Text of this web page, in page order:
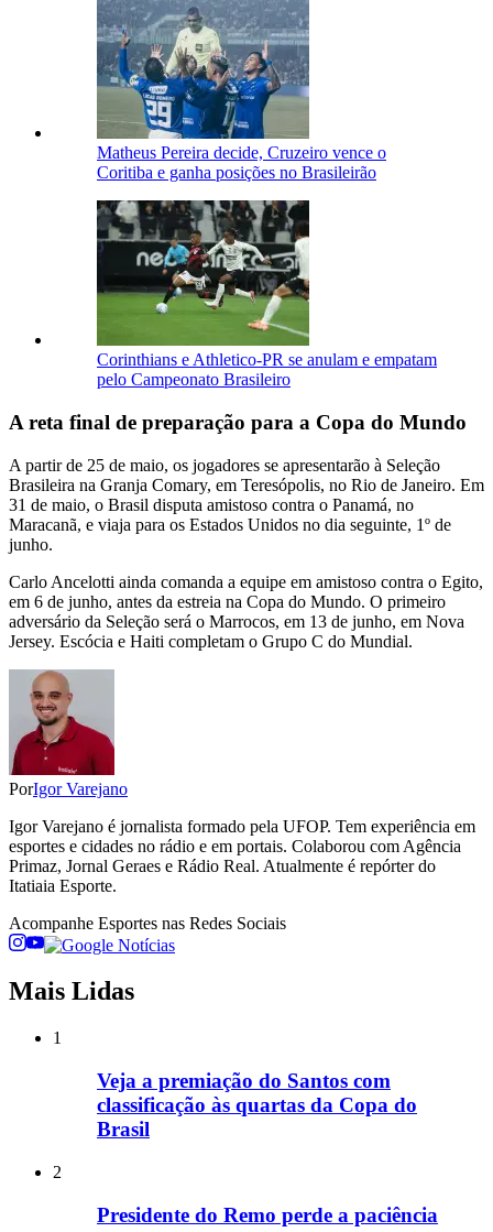
Matheus Pereira decide, Cruzeiro vence o
Coritiba e ganha posições no Brasileirão
Corinthians e Athletico-PR se anulam e empatam
pelo Campeonato Brasileiro
A reta final de preparação para a Copa do Mundo
A partir de 25 de maio, os jogadores se apresentarão à Seleção
Brasileira na Granja Comary, em Teresópolis, no Rio de Janeiro. Em
31 de maio, o Brasil disputa amistoso contra o Panamá, no
Maracanã, e viaja para os Estados Unidos no dia seguinte, 1º de
junho.
Carlo Ancelotti ainda comanda a equipe em amistoso contra o Egito,
em 6 de junho, antes da estreia na Copa do Mundo. O primeiro
adversário da Seleção será o Marrocos, em 13 de junho, em Nova
Jersey. Escócia e Haiti completam o Grupo C do Mundial.
PorIgor Varejano
Igor Varejano é jornalista formado pela UFOP. Tem experiência em
esportes e cidades no rádio e em portais. Colaborou com Agência
Primaz, Jornal Geraes e Rádio Real. Atualmente é repórter do
Itatiaia Esporte.
Acompanhe Esportes nas Redes Sociais
Mais Lidas
1
Veja a premiação do Santos com
classificação às quartas da Copa do
Brasil
2
Presidente do Remo perde a paciência